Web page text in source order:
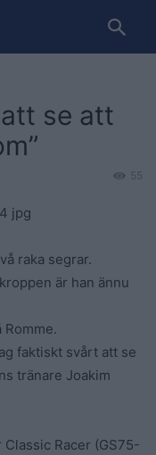
se att
55
raka segrar.
är han ännu
Romme.
faktiskt svårt att se
tränare Joakim
Racer (GS75-